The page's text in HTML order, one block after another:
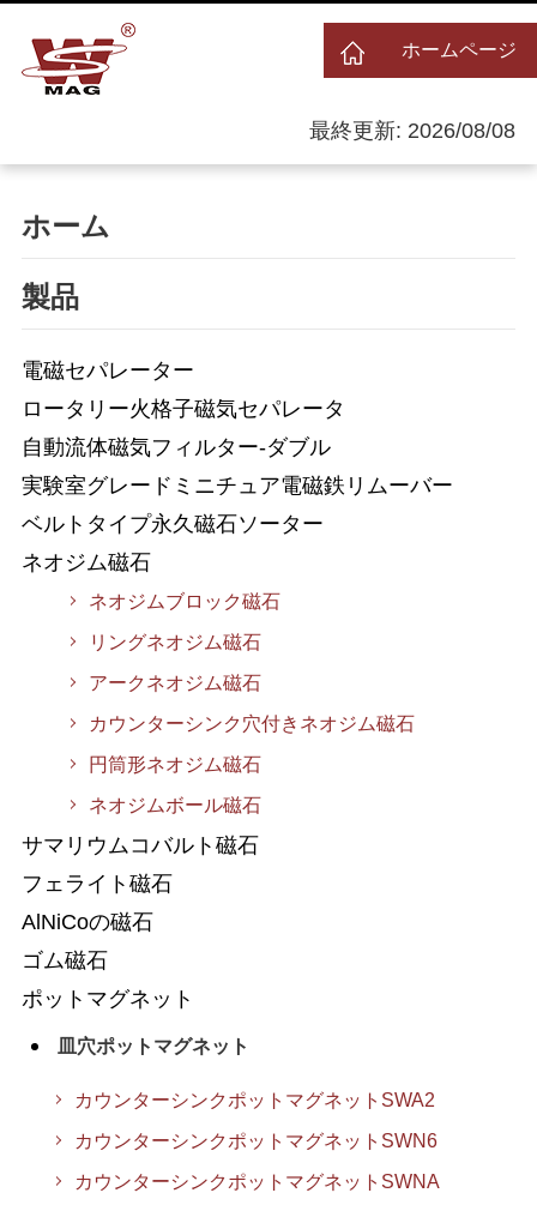
最終更新: 2026/08/08
ホームページ
ホーム
製品
電磁セパレーター
ロータリー火格子磁気セパレータ
自動流体磁気フィルター-ダブル
実験室グレードミニチュア電磁鉄リムーバー
ベルトタイプ永久磁石ソーター
ネオジム磁石
ネオジムブロック磁石
リングネオジム磁石
アークネオジム磁石
カウンターシンク穴付きネオジム磁石
円筒形ネオジム磁石
ネオジムボール磁石
サマリウムコバルト磁石
フェライト磁石
AlNiCoの磁石
ゴム磁石
ポットマグネット
皿穴ポットマグネット
カウンターシンクポットマグネットSWA2
カウンターシンクポットマグネットSWN6
カウンターシンクポットマグネットSWNA